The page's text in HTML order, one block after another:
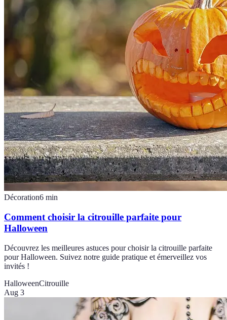
Décoration6 min
Comment choisir la citrouille parfaite pour
Halloween
Découvrez les meilleures astuces pour choisir la citrouille parfaite
pour Halloween. Suivez notre guide pratique et émerveillez vos
invités !
HalloweenCitrouille
Aug 3